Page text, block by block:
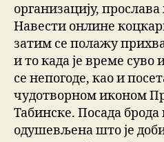
организацију,
Навести онлине
затим се полажу
и то када је време суво
се непогоде, као и
чудотворном иконом
Табинске. Посада брода
одушевљена што је